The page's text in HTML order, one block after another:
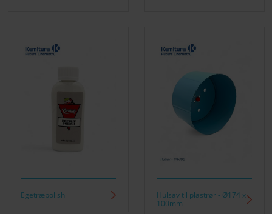
Egetræpolish
Hulsav til plastrør - Ø174 x
100mm